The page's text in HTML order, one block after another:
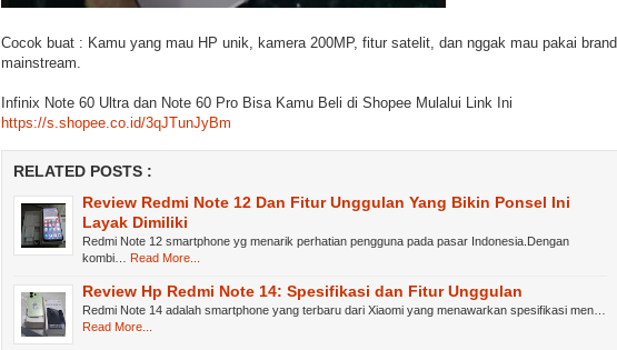
Cocok buat : Kamu yang mau HP unik, kamera 200MP, fitur satelit, dan nggak mau pakai brand
mainstream.
Infinix Note 60 Ultra dan Note 60 Pro Bisa Kamu Beli di Shopee Mulalui Link Ini
https://s.shopee.co.id/3qJTunJyBm
RELATED POSTS :
Review Redmi Note 12 Dan Fitur Unggulan Yang Bikin Ponsel Ini
Layak Dimiliki
Redmi Note 12 smartphone yg menarik perhatian pengguna pada pasar Indonesia.Dengan
kombi…
Read More...
Review Hp Redmi Note 14: Spesifikasi dan Fitur Unggulan
Redmi Note 14 adalah smartphone yang terbaru dari Xiaomi yang menawarkan spesifikasi men…
Read More...